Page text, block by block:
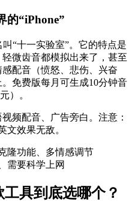
“iPhone”
“十一实验室”。它的特点是
轻微齿音都模拟出来了，甚至
配音（愤怒、悲伤、兴奋
免费版每月可生成10分钟音
）。
频配音、广告旁白。注意：
文效果无敌。
隆功能、多情感调节
需要科学上网
具到底选哪个？